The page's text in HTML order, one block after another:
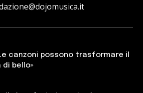
canzoni possono trasformare il
bello»